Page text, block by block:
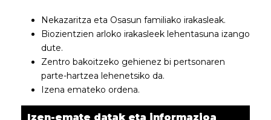
Nekazaritza eta Osasun familiako irakasleak.
Biozientzien arloko irakasleek lehentasuna izango
dute.
Zentro bakoitzeko gehienez bi pertsonaren
parte-hartzea lehenetsiko da.
Izena emateko ordena.
Izen-emate datak eta informazioa